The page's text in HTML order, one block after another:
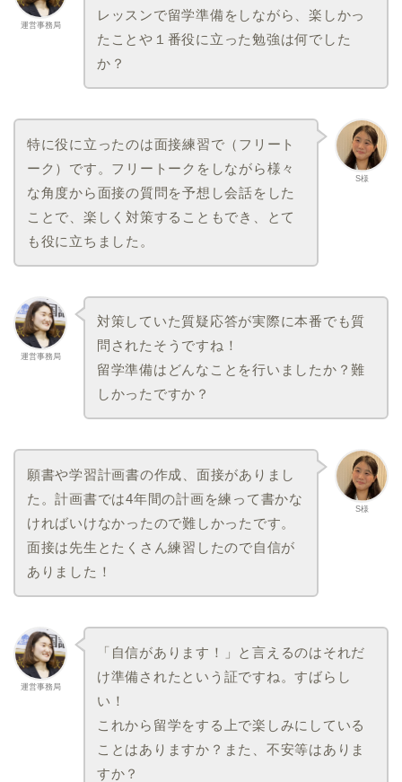
運営事務局
レッスンで留学準備をしながら、楽しかっ
たことや１番役に立った勉強は何でした
か？
S様
特に役に立ったのは面接練習で（フリート
ーク）です。フリートークをしながら様々
な角度から面接の質問を予想し会話をした
ことで、楽しく対策することもでき、とて
も役に立ちました。
運営事務局
対策していた質疑応答が実際に本番でも質
問されたそうですね！
留学準備はどんなことを行いましたか？難
しかったですか？
S様
願書や学習計画書の作成、面接がありまし
た。計画書では4年間の計画を練って書かな
ければいけなかったので難しかったです。
面接は先生とたくさん練習したので自信が
ありました！
運営事務局
「自信があります！」と言えるのはそれだ
け準備されたという証ですね。すばらし
い！
これから留学をする上で楽しみにしている
ことはありますか？また、不安等はありま
すか？